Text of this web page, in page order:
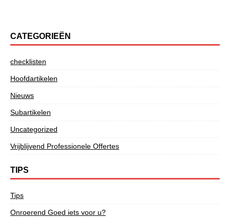
CATEGORIEËN
checklisten
Hoofdartikelen
Nieuws
Subartikelen
Uncategorized
Vrijblijvend Professionele Offertes
TIPS
Tips
Onroerend Goed iets voor u?